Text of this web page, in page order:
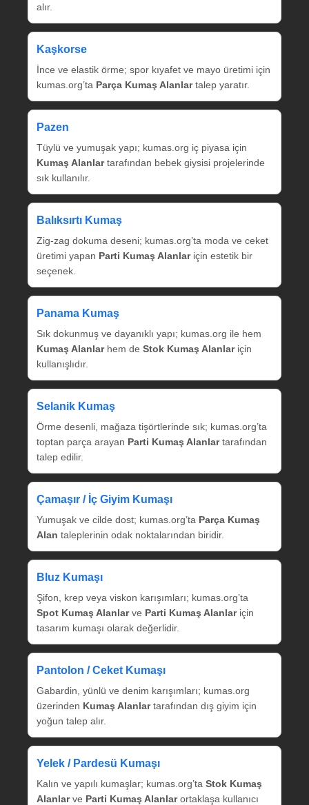
alır.
Kaşkorse
İnce ve elastik örme; spor kıyafet ve mayo üretimi için
kumas.org’ta Parça Kumaş Alanlartalep yaratır.
Pazen
Tüylü ve yumuşak yapı; kumas.org iç piyasa için
Kumaş Alanlartarafından bebek giysisi projelerinde
sık kullanılır.
Balıksırtı Kumaş
Zig‑zag dokuma deseni; kumas.org’ta moda ve ceket
üretimi yapan Parti Kumaş Alanlariçin estetik bir
seçenek.
Panama Kumaş
Sık dokunmuş ve dayanıklı yapı; kumas.org ile hem
Kumaş Alanlarhem de Stok Kumaş Alanlariçin
kullanışlıdır.
Selanik Kumaş
Örme desenli, mağaza tişörtlerinde sık; kumas.org’ta
toptan parça arayan Parti Kumaş Alanlartarafından
talep edilir.
Çamaşır / İç Giyim Kumaşı
Yumuşak ve cilde dost; kumas.org’ta Parça Kumaş
Alan taleplerinin odak noktalarından biridir.
Bluz Kumaşı
Şifon, krep veya viskon karışımları; kumas.org’ta
Spot Kumaş Alanlarve Parti Kumaş Alanlariçin
tasarım kumaşı olarak değerlidir.
Pantolon / Ceket Kumaşı
Gabardin, yünlü ve denim karışımları; kumas.org
üzerinden Kumaş Alanlartarafından dış giyim için
yoğun talep alır.
Yelek / Pardesü Kumaşı
Kalın ve yapılı kumaşlar; kumas.org’ta Stok Kumaş
Alanlarve Parti Kumaş Alanlarortaklaşa kullanıcı